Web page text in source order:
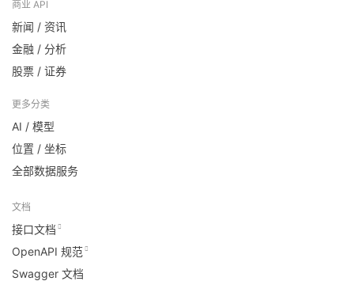
商业 API
新闻 / 资讯
金融 / 分析
股票 / 证券
更多分类
AI / 模型
位置 / 坐标
全部数据服务
文档
接口文档
OpenAPI 规范
Swagger 文档